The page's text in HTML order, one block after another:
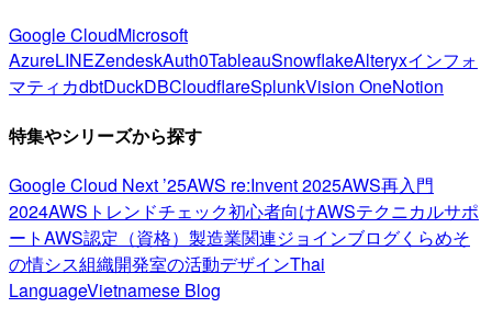
Google CloudMicrosoft
AzureLINEZendeskAuth0TableauSnowflakeAlteryxインフォ
マティカdbtDuckDBCloudflareSplunkVision OneNotion
特集やシリーズから探す
Google Cloud Next ’25AWS re:Invent 2025AWS再入門
2024AWSトレンドチェック初心者向けAWSテクニカルサポ
ートAWS認定（資格） 製造業関連ジョインブログくらめそ
の情シス組織開発室の活動デザインThai
LanguageVietnamese Blog